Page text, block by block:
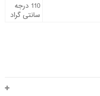
110 درجه
سانتی گراد